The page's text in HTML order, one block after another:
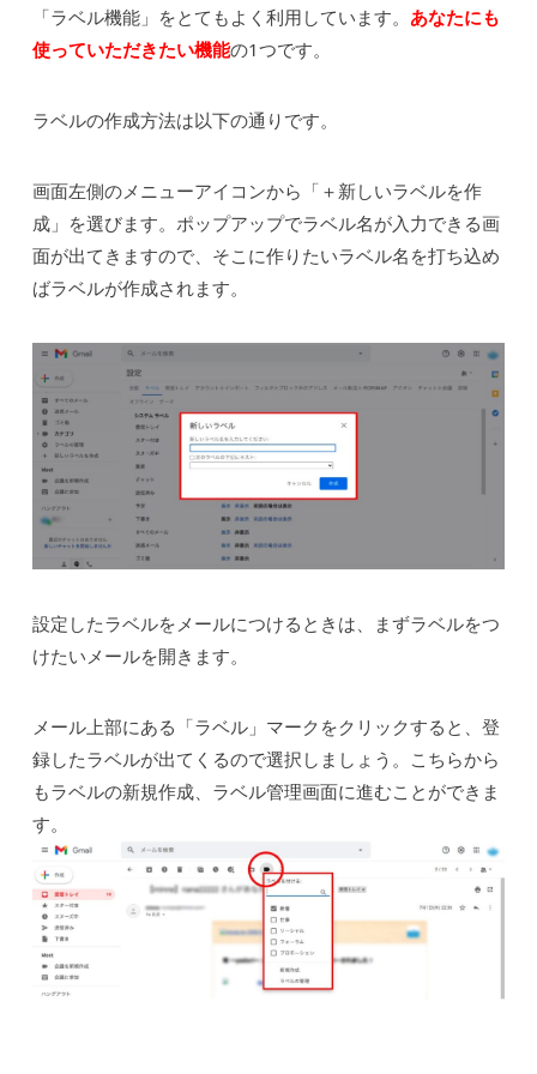
「ラベル機能」をとてもよく利用しています。 あなたにも
使っていただきたい機能の1つです。
ラベルの作成方法は以下の通りです。
画面左側のメニューアイコンから「＋新しいラベルを作
成」を選びます。ポップアップでラベル名が入力できる画
面が出てきますので、そこに作りたいラベル名を打ち込め
ばラベルが作成されます。
設定したラベルをメールにつけるときは、まずラベルをつ
けたいメールを開きます。
メール上部にある「ラベル」マークをクリックすると、登
録したラベルが出てくるので選択しましょう。こちらから
もラベルの新規作成、ラベル管理画面に進むことができま
す。